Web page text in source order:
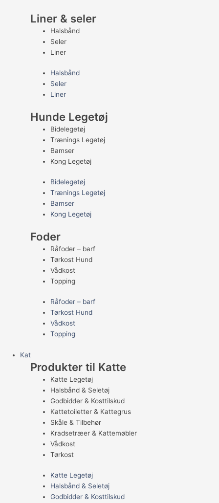
Liner & seler
Halsbånd
Seler
Liner
Halsbånd
Seler
Liner
Hunde Legetøj
Bidelegetøj
Trænings Legetøj
Bamser
Kong Legetøj
Bidelegetøj
Trænings Legetøj
Bamser
Kong Legetøj
Foder
Råfoder – barf
Tørkost Hund
Vådkost
Topping
Råfoder – barf
Tørkost Hund
Vådkost
Topping
Kat
Produkter til Katte
Katte Legetøj
Halsbånd & Seletøj
Godbidder & Kosttilskud
Kattetoiletter & Kattegrus
Skåle & Tilbehør
Kradsetræer & Kattemøbler
Vådkost
Tørkost
Katte Legetøj
Halsbånd & Seletøj
Godbidder & Kosttilskud